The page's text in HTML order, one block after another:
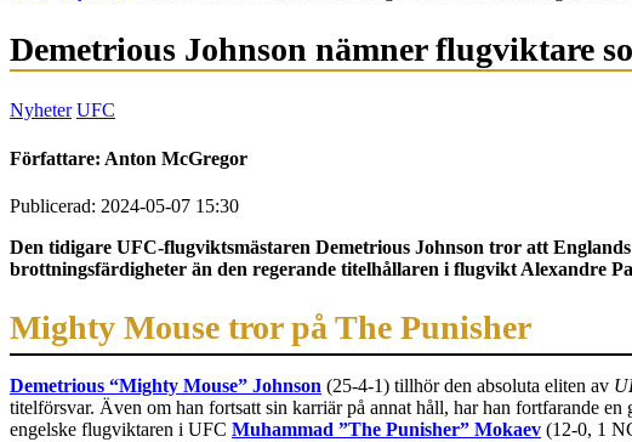
Demetrious Johnson nämner flugviktare
Nyheter UFC
Författare: Anton McGregor
Publicerad: 2024-05-07 15:30
Den tidigare UFC-flugviktsmästaren Demetrious Johnson tror att
brottningsfärdigheter än den regerande titelhållaren i flugvikt Alexandre
Mighty Mouse tror på The Punisher
Demetrious “Mighty Mouse” Johnson (25-4-1) tillhör den absoluta eliten av
titelförsvar. Även om han fortsatt sin karriär på annat håll, har han fortfarande
engelske flugviktaren i UFC Muhammad ”The Punisher” Mokaev (12-0, 1